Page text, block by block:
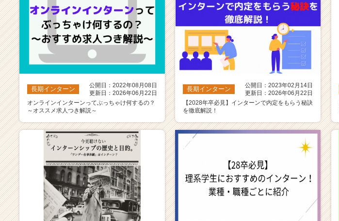
長期インターン
公開日：2022年08月08日
更新日：2026年06月22日
オンラインインターンってぶっちゃけ何するの？
～オススメ求人つき解説～
長期インターン
公開日：2023年02月14日
更新日：2026年06月22日
【2028年卒必見】インターンで内定をもらう秘訣
を徹底解説！